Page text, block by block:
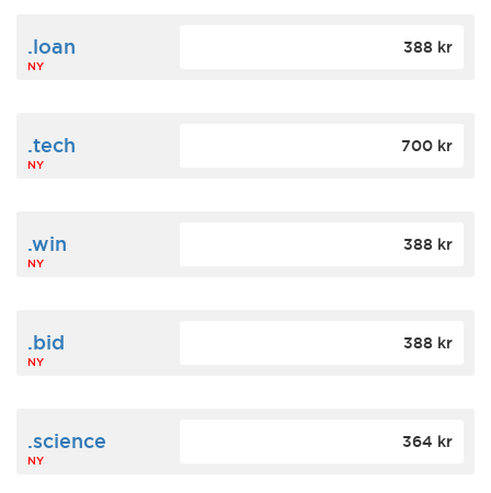
.loan
NY
388 kr
.tech
NY
700 kr
.win
NY
388 kr
.bid
NY
388 kr
.science
NY
364 kr